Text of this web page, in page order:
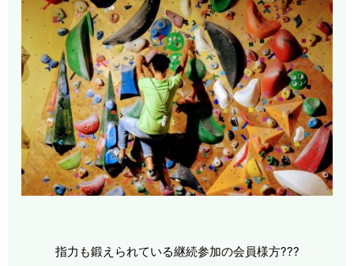
指力も鍛えられている継続参加の会員様方???